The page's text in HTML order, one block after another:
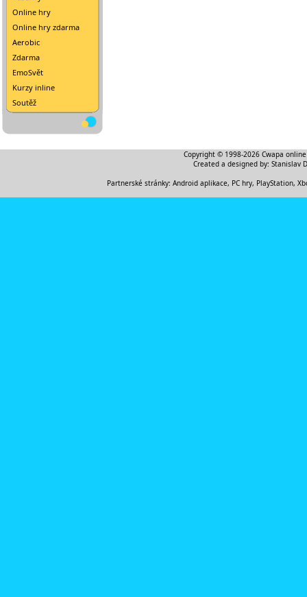
Online hry
Online hry zdarma
Aerobic
Zdarma
EmoSvět
Kurzy inline
Soutěž
Copyright © 1998-2026 Cwapa
Created a designed by: Stanislav
Partnerské stránky: Android aplikace, PC hry, PlayStation,